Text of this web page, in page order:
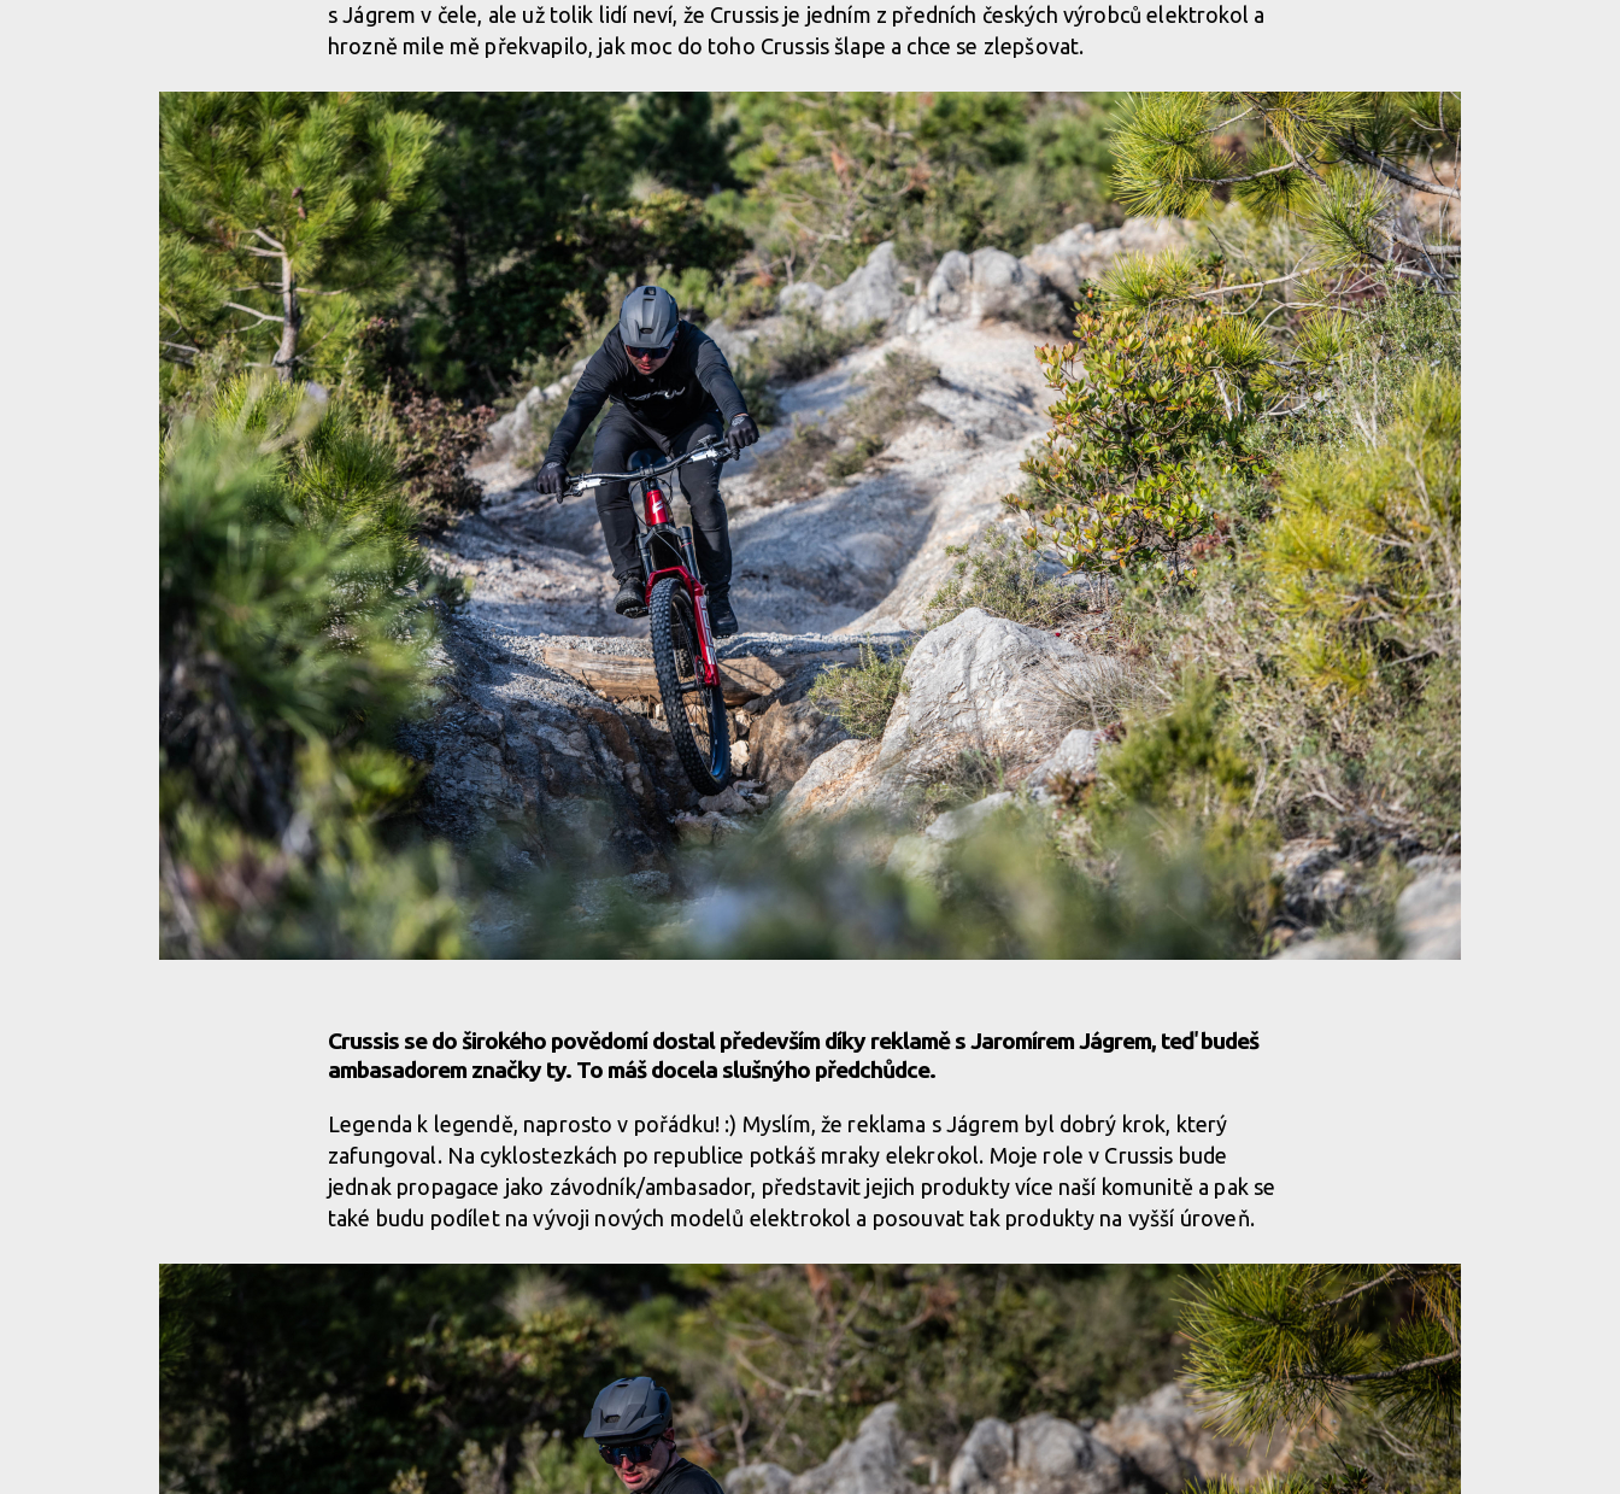
s Jágrem v čele, ale už tolik lidí neví, že Crussis je jedním z předních českých výrobců elektrokol a
hrozně mile mě překvapilo, jak moc do toho Crussis šlape a chce se zlepšovat.
Crussis se do širokého povědomí dostal především díky reklamě s Jaromírem Jágrem, teď budeš
ambasadorem značky ty. To máš docela slušnýho předchůdce.
Legenda k legendě, naprosto v pořádku! :) Myslím, že reklama s Jágrem byl dobrý krok, který
zafungoval. Na cyklostezkách po republice potkáš mraky elekrokol. Moje role v Crussis bude
jednak propagace jako závodník/ambasador, představit jejich produkty více naší komunitě a pak se
také budu podílet na vývoji nových modelů elektrokol a posouvat tak produkty na vyšší úroveň.